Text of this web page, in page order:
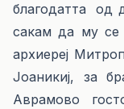
благодатта од
сакам да му се
архиереј
Јоаникиј, за
Аврамово